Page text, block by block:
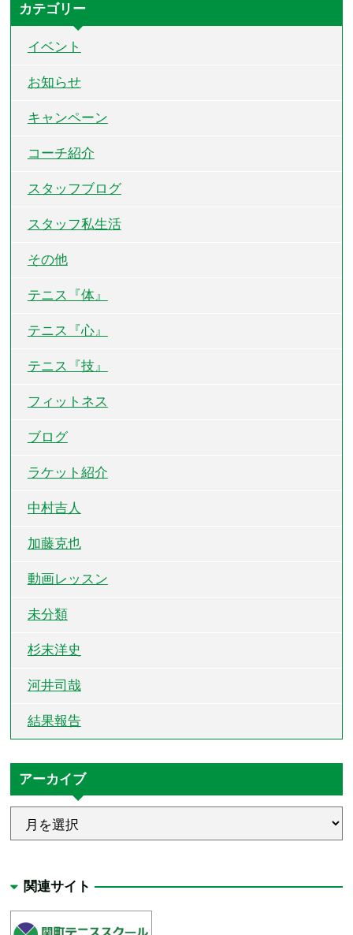
カテゴリー
イベント
お知らせ
キャンペーン
コーチ紹介
スタッフブログ
スタッフ私生活
その他
テニス『体』
テニス『心』
テニス『技』
フィットネス
ブログ
ラケット紹介
中村吉人
加藤克也
動画レッスン
未分類
杉末洋史
河井司哉
結果報告
アーカイブ
関連サイト